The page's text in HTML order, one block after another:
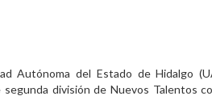
Autónoma del Estado de Hidalgo
división de Nuevos Talentos